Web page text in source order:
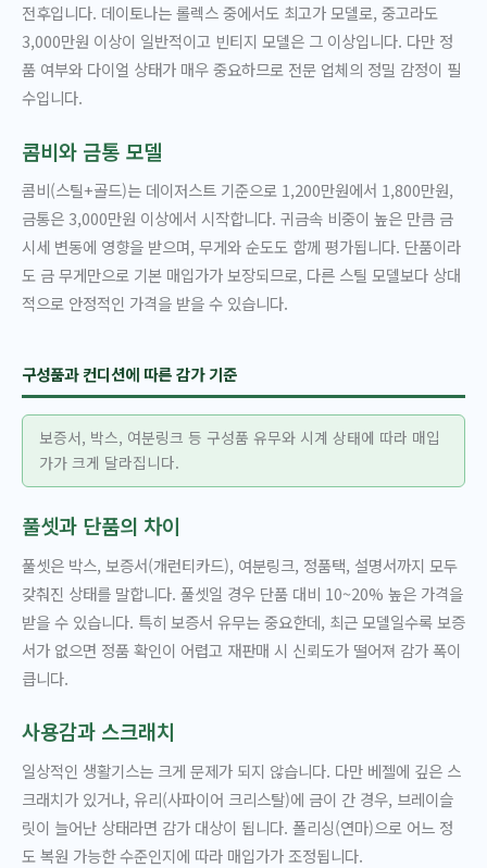
전후입니다. 데이토나는 롤렉스 중에서도 최고가 모델로, 중고라도
3,000만원 이상이 일반적이고 빈티지 모델은 그 이상입니다. 다만 정
품 여부와 다이얼 상태가 매우 중요하므로 전문 업체의 정밀 감정이 필
수입니다.
콤비와 금통 모델
콤비(스틸+골드)는 데이저스트 기준으로 1,200만원에서 1,800만원,
금통은 3,000만원 이상에서 시작합니다. 귀금속 비중이 높은 만큼 금
시세 변동에 영향을 받으며, 무게와 순도도 함께 평가됩니다. 단품이라
도 금 무게만으로 기본 매입가가 보장되므로, 다른 스틸 모델보다 상대
적으로 안정적인 가격을 받을 수 있습니다.
구성품과 컨디션에 따른 감가 기준
보증서, 박스, 여분링크 등 구성품 유무와 시계 상태에 따라 매입
가가 크게 달라집니다.
풀셋과 단품의 차이
풀셋은 박스, 보증서(개런티카드), 여분링크, 정품택, 설명서까지 모두
갖춰진 상태를 말합니다. 풀셋일 경우 단품 대비 10~20% 높은 가격을
받을 수 있습니다. 특히 보증서 유무는 중요한데, 최근 모델일수록 보증
서가 없으면 정품 확인이 어렵고 재판매 시 신뢰도가 떨어져 감가 폭이
큽니다.
사용감과 스크래치
일상적인 생활기스는 크게 문제가 되지 않습니다. 다만 베젤에 깊은 스
크래치가 있거나, 유리(사파이어 크리스탈)에 금이 간 경우, 브레이슬
릿이 늘어난 상태라면 감가 대상이 됩니다. 폴리싱(연마)으로 어느 정
도 복원 가능한 수준인지에 따라 매입가가 조정됩니다.